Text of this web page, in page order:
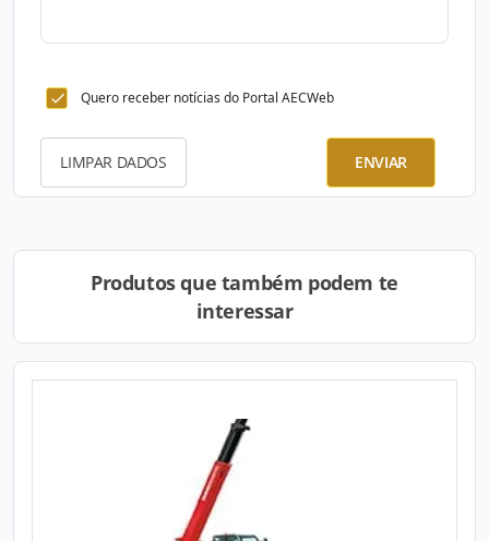
Quero receber notícias do Portal AECWeb
LIMPAR DADOS ENVIAR
Produtos que também podem te
interessar